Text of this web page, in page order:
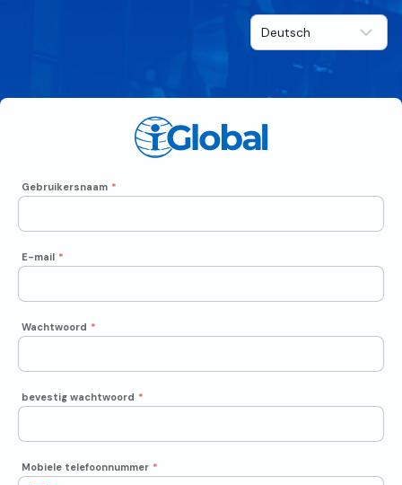
Gebruikersnaam *
E-mail *
Wachtwoord *
bevestig wachtwoord *
Mobiele telefoonnummer *